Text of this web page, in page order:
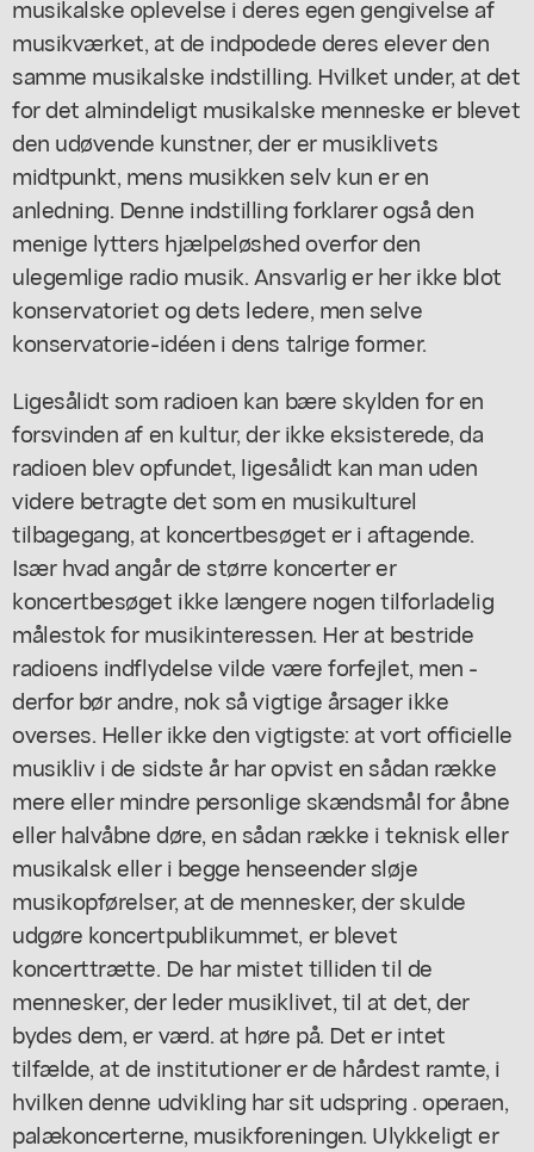
musikalske oplevelse i deres egen gengivelse af
musikværket, at de indpodede deres elever den
samme musikalske indstilling. Hvilket under, at det
for det almindeligt musikalske menneske er blevet
den udøvende kunstner, der er musiklivets
midtpunkt, mens musikken selv kun er en
anledning. Denne indstilling forklarer også den
menige lytters hjælpeløshed overfor den
ulegemlige radio musik. Ansvarlig er her ikke blot
konservatoriet og dets ledere, men selve
konservatorie-idéen i dens talrige former.
Ligesålidt som radioen kan bære skylden for en
forsvinden af en kultur, der ikke eksisterede, da
radioen blev opfundet, ligesålidt kan man uden
videre betragte det som en musikulturel
tilbagegang, at koncertbesøget er i aftagende.
Især hvad angår de større koncerter er
koncertbesøget ikke længere nogen tilforladelig
målestok for musikinteressen. Her at bestride
radioens indflydelse vilde være forfejlet, men -
derfor bør andre, nok så vigtige årsager ikke
overses. Heller ikke den vigtigste: at vort officielle
musikliv i de sidste år har opvist en sådan række
mere eller mindre personlige skændsmål for åbne
eller halvåbne døre, en sådan række i teknisk eller
musikalsk eller i begge henseender sløje
musikopførelser, at de mennesker, der skulde
udgøre koncertpublikummet, er blevet
koncerttrætte. De har mistet tilliden til de
mennesker, der leder musiklivet, til at det, der
bydes dem, er værd. at høre på. Det er intet
tilfælde, at de institutioner er de hårdest ramte, i
hvilken denne udvikling har sit udspring . operaen,
palækoncerterne, musikforeningen. Ulykkeligt er